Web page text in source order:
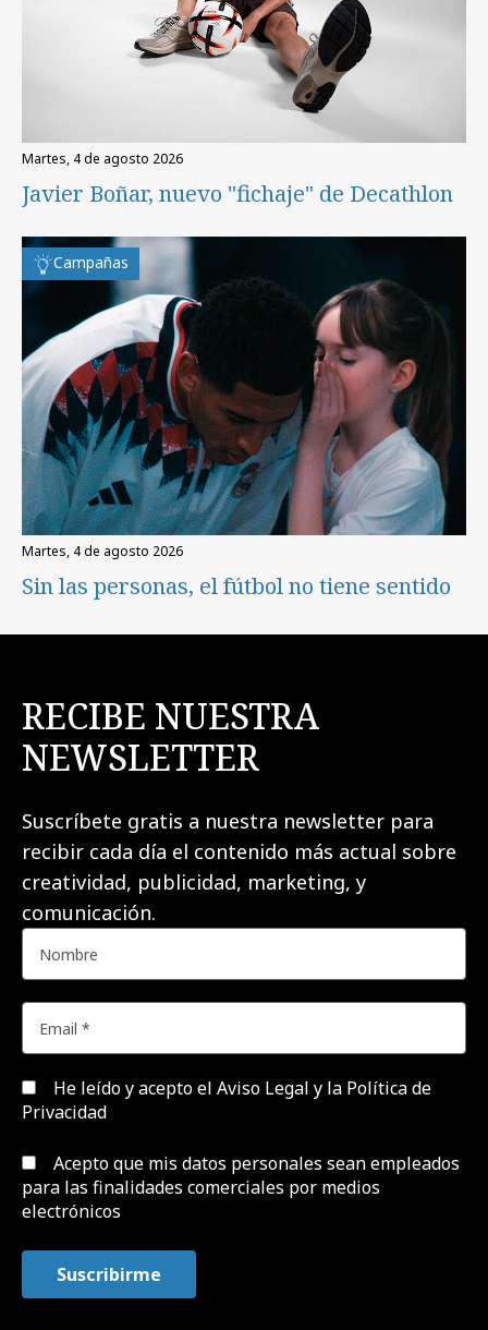
martes, 4 de agosto 2026
Javier Boñar, nuevo "fichaje" de Decathlon
Campañas
martes, 4 de agosto 2026
Sin las personas, el fútbol no tiene sentido
RECIBE NUESTRA
NEWSLETTER
Suscríbete gratis a nuestra newsletter para
recibir cada día el contenido más actual sobre
creatividad, publicidad, marketing, y
comunicación.
He leído y acepto el Aviso Legal y la Política de
Privacidad
Acepto que mis datos personales sean empleados
para las finalidades comerciales por medios
electrónicos